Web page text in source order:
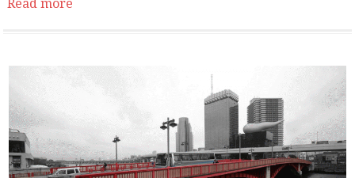
Read more